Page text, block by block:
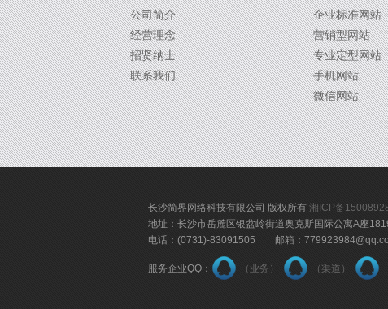
公司简介
经营理念
招贤纳士
联系我们
企业标准网站
营销型网站
专业定型网站
手机网站
微信网站
长沙简界网络科技有限公司 版权所有 湘ICP备
地址：长沙市岳麓区银盆岭街道奥克斯国际公寓A座
电话：(0731)-83091505 邮箱：
服务企业QQ： （业务） （渠道）